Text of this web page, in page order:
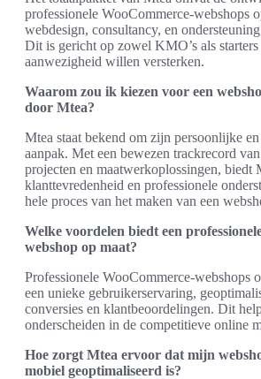
professionele WooCommerce-webshops
webdesign, consultancy, en
Dit is gericht op zowel KMO’s als
aanwezigheid willen versterken.
Waarom zou ik kiezen voor een
door Mtea?
Mtea staat bekend om zijn persoonlijke
aanpak. Met een bewezen trackrecord
projecten en maatwerkoplossingen, biedt
klanttevredenheid en professionele
hele proces van het maken van een
Welke voordelen biedt een
webshop op maat?
Professionele WooCommerce-webshops
een unieke gebruikerservaring,
conversies en klantbeoordelingen. Dit
onderscheiden in de competitieve online
Hoe zorgt Mtea ervoor dat mijn
mobiel geoptimaliseerd is?